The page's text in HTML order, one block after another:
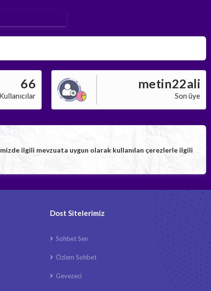
66
Kullanıcılar
metin22ali
Son üye
ilgili mevzuata uygun olarak kullanılan çerezlerle ilgili
Dost Sitelerimiz
Sohbet Sen
Özlem Sohbet
Gevezeci